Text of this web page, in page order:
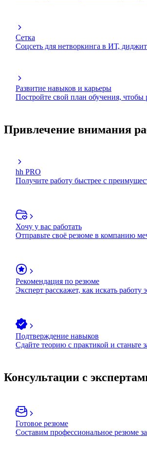
Сетка
Соцсеть для нетворкинга в ИТ,
Развитие навыков и карьеры
Постройте свой план обучения, чтобы
Привлечение внимания
hh PRO
Получите работу быстрее с
Хочу у вас работать
Отправьте своё резюме в компанию
Рекомендация по резюме
Эксперт расскажет, как искать работу
Подтверждение навыков
Сдайте теорию с практикой и станьте
Консультации с
Готовое резюме
Составим профессиональное резюме